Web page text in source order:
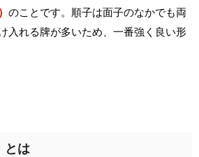
のことです。順子は面子のなかでも両
入れる牌が多いため、一番強く良い形
とは